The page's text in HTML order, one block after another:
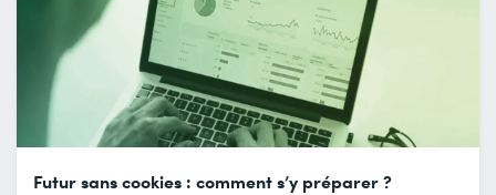
Futur sans cookies : comment s’y préparer ?